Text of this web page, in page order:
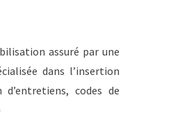
assuré par une
dans l’insertion
d’entretiens, codes de